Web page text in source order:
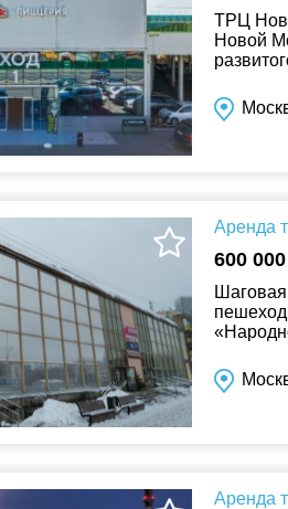
ТРЦ
Новой
Аренда
600
Аренда